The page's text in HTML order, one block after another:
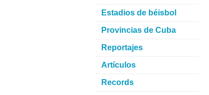
Estadios de béisbol
Provincias de Cuba
Reportajes
Artículos
Records